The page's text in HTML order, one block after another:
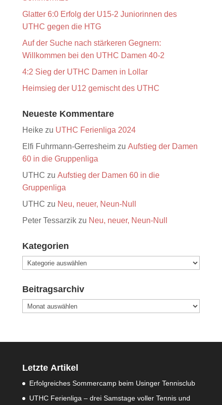
Glatter 6:0 Erfolg der U15-2 Juniorinnen des
UTHC gegen die HTG
Auf der Suche nach stärkeren Gegnern:
Willkommen bei den UTHC Damen 40-2
4:2 Sieg der UTHC Damen in Lollar
Heimsieg der U12 gemischt des UTHC
Neueste Kommentare
Heikezu UTHC Ferienliga 2024
Elfi Fuhrmann-Gerresheimzu Aufstieg der Damen
60 in die Gruppenliga
UTHC zu Aufstieg der Damen 60 in die
Gruppenliga
UTHC zu Neu, neuer, Neun-Null
Peter Tessarzikzu Neu, neuer, Neun-Null
Kategorien
Kategorien
Beitragsarchiv
Beitragsarchiv
Letzte Artikel
Erfolgreiches Sommercamp beim Usinger Tennisclub
UTHC Ferienliga – drei Samstage voller Tennis und